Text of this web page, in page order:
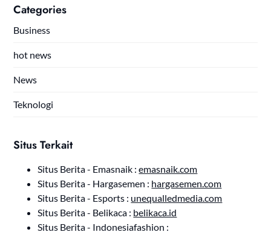
Categories
Business
hot news
News
Teknologi
Situs Terkait
Situs Berita - Emasnaik :emasnaik.com
Situs Berita - Hargasemen : hargasemen.com
Situs Berita - Esports : unequalledmedia.com
Situs Berita - Belikaca : belikaca.id
Situs Berita - Indonesiafashion :